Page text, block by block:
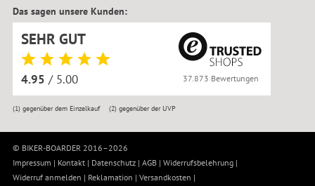
Das sagen unsere Kunden:
SEHR GUT
4.95 / 5.00 37.873 Bewertungen
(1)gegenüber dem Einzelkauf (2) gegenüber der UVP
© BIKER-BOARDER 2016–2026
Impressum | Kontakt | Datenschutz | AGB | Widerrufsbelehrung |
Widerruf anmelden | Reklamation | Versandkosten |